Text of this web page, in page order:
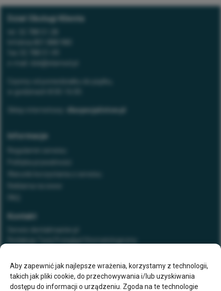
Aby zapewnić jak najlepsze wrażenia, korzystamy z technologii,
takich jak pliki cookie, do przechowywania i/lub uzyskiwania
dostępu do informacji o urządzeniu. Zgoda na te technologie
Dział Obsługi Klienta
Informacje
Kontakt
e-mail:
stomatologia@elamed.pl
ELAMED Media Group